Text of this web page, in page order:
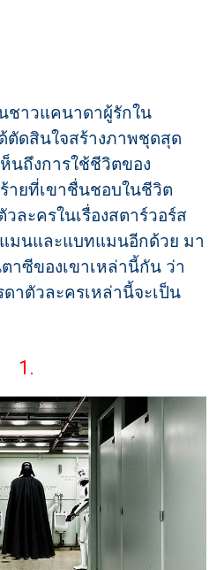
ชาวแคนาดาผู้รักใน
ดสินใจสร้างภาพชุดสุด
นถึงการใช้ชีวิตของ
ายที่เขาชื่นชอบในชีวิต
ละครในเรื่องสตาร์วอร์ส
แมนและแบทแมนอีกด้วย มา
าซีของเขาเหล่านี้กัน ว่า
าตัวละครเหล่านี้จะเป็น
1.